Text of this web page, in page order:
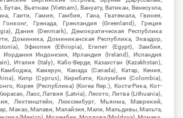
Вьетнам (Vietnam), Вануату, Ватикан, Венесуэла,
Гаити, Гамия, Гамбия, Гана, Гватемала, Гвинея,
Гонконг, Гренада, Гренландия (Greenland), Греция
Дания (Denmark), Демократическая Республика
Доминика, Доминиканская Республика, Эквадор,
Эфиопия (Ethiopia), Египет (Egypt), Замбия,
Иордания Индонезия, Ирландия (Ireland), Исландия
Италия (Italy), Кабо-Верде, Казахстан (Kazakhstan),
Камерун, Канада (Canada), Катар, Кения,
Кипр (Cyprus), Кирибати, Колумбия (Colombia),
Корея (Республика) (Korea Rep.), Коста-Рика, Кот-
Лаос, Латвия (Latvia), Лесото, Литва (Lithuania),
Лихтенштейн, Люксембург, Мьянма, Маврикий,
Макао, Малави, Малайзия, Мали, Мальдивы, Мальта,